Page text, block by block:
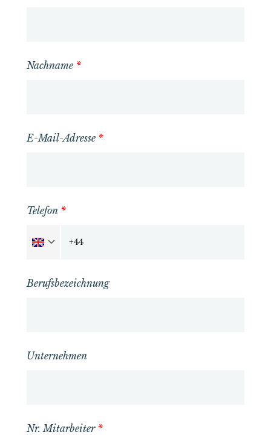
Nachname *
E-Mail-Adresse *
Telefon *
Berufsbezeichnung
Unternehmen
Nr. Mitarbeiter *